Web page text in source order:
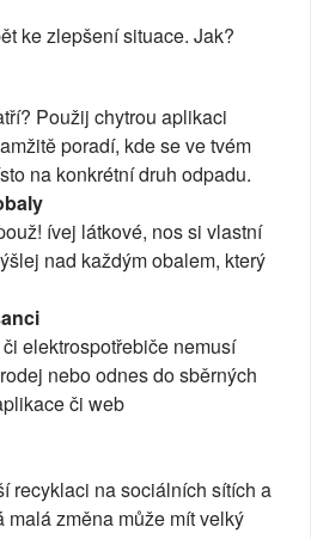
ke zlepšení situace. Jak?
Použij chytrou aplikaci
poradí, kde se ve tvém
na konkrétní druh odpadu.
ívej látkové, nos si vlastní
nad každým obalem, který
elektrospotřebiče nemusí
nebo odnes do sběrných
či web
recyklaci na sociálních sítích a
malá změna může mít velký